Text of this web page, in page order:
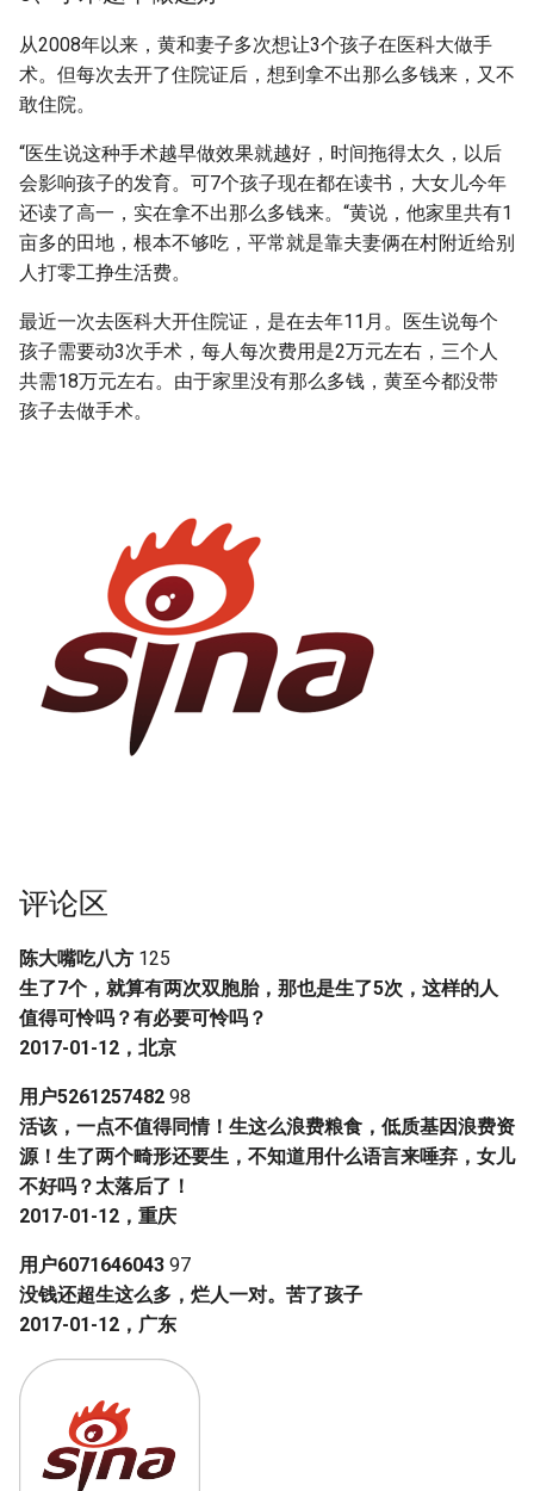
从2008年以来，黄和妻子多次想让3个孩子在医科大做手
术。但每次去开了住院证后，想到拿不出那么多钱来，又不
敢住院。
“医生说这种手术越早做效果就越好，时间拖得太久，以后
会影响孩子的发育。可7个孩子现在都在读书，大女儿今年
还读了高一，实在拿不出那么多钱来。“黄说，他家里共有1
亩多的田地，根本不够吃，平常就是靠夫妻俩在村附近给别
人打零工挣生活费。
最近一次去医科大开住院证，是在去年11月。医生说每个
孩子需要动3次手术，每人每次费用是2万元左右，三个人
共需18万元左右。由于家里没有那么多钱，黄至今都没带
孩子去做手术。
评论区
陈大嘴吃八方 125
生了7个，就算有两次双胞胎，那也是生了5次，这样的人
值得可怜吗？有必要可怜吗？
2017-01-12，北京
用户5261257482 98
活该，一点不值得同情！生这么浪费粮食，低质基因浪费资
源！生了两个畸形还要生，不知道用什么语言来唾弃，女儿
不好吗？太落后了！
2017-01-12，重庆
用户6071646043 97
没钱还超生这么多，烂人一对。苦了孩子
2017-01-12，广东